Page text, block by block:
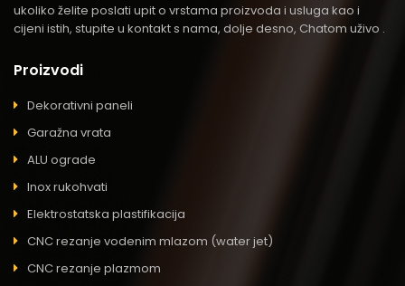
ukoliko želite poslati upit o vrstama proizvoda i usluga kao i
cijeni istih, stupite u kontakt s nama, dolje desno, Chatom uživo .
Proizvodi
Dekorativni paneli
Garažna vrata
ALU ograde
Inox rukohvati
Elektrostatska plastifikacija
CNC rezanje vodenim mlazom (water jet)
CNC rezanje plazmom